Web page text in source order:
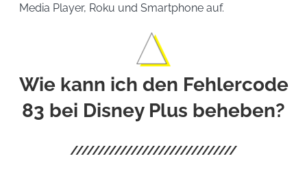
Media Player, Roku und Smartphone auf.
Wie kann ich den Fehlercode
83 bei Disney Plus beheben?